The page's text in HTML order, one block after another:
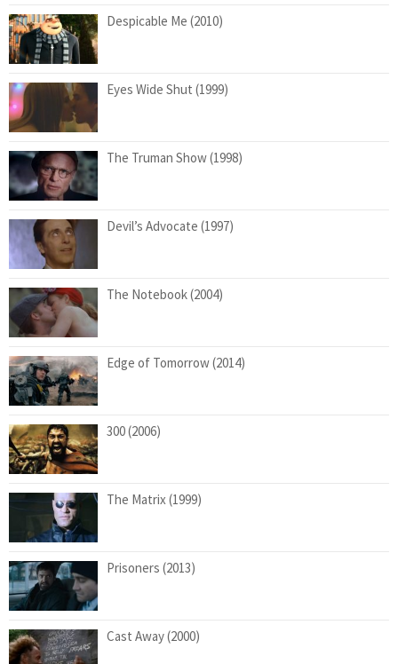
Despicable Me (2010)
Eyes Wide Shut (1999)
The Truman Show (1998)
Devil’s Advocate (1997)
The Notebook (2004)
Edge of Tomorrow (2014)
300 (2006)
The Matrix (1999)
Prisoners (2013)
Cast Away (2000)